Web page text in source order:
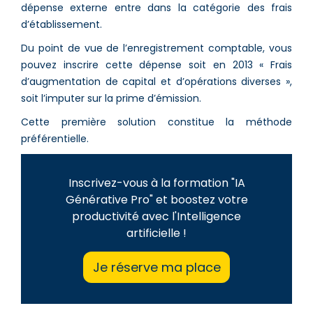
dépense externe entre dans la catégorie des frais
d’établissement.
Du point de vue de l’enregistrement comptable, vous
pouvez inscrire cette dépense soit en 2013 « Frais
d’augmentation de capital et d’opérations diverses »,
soit l’imputer sur la prime d’émission.
Cette première solution constitue la méthode
préférentielle.
Inscrivez-vous à la formation "IA
Générative Pro" et boostez votre
productivité avec l'Intelligence
artificielle !
Je réserve ma place